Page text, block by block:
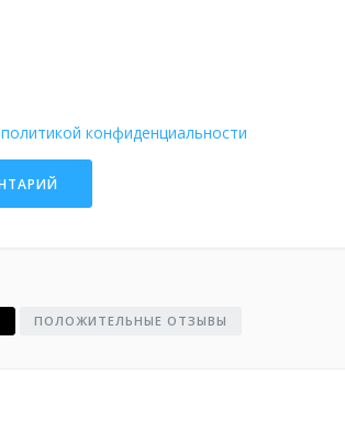
политикой конфиденциальности
ПОЛОЖИТЕЛЬНЫЕ ОТЗЫВЫ